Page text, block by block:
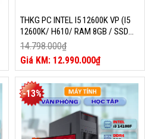
THKG PC INTEL I5 12600K VP (I5
12600K/ H610/ RAM 8GB / SSD
256GB/ 500W/ DOS)
14.798.000₫
Giá
gốc
là:
14.798.000₫.
12.990.000₫
Giá
hiện
tại
là:
12.990.000₫.
-13%